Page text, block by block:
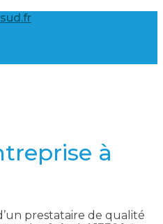
à
prestataire de qualité